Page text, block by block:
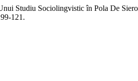
Studiu Sociolingvistic în Pola De
121.